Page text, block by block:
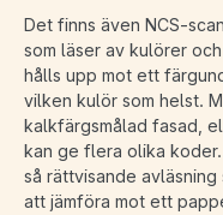
Det finns även NCS-
som läser av kulörer
hålls upp mot ett
vilken kulör som helst.
kalkfärgsmålad fasad,
kan ge flera olika
så rättvisande
att jämföra mot ett